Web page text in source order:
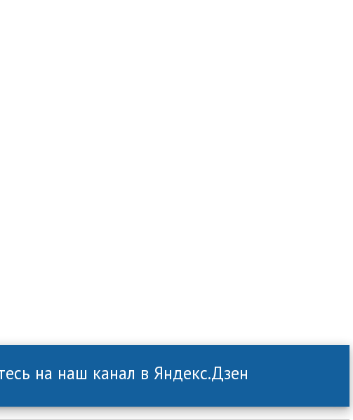
на наш канал в Яндекс.Дзен